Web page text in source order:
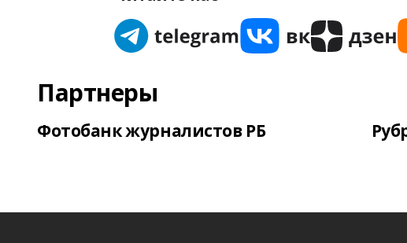
Партнеры
Фотобанк журналистов РБ